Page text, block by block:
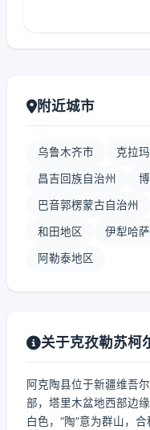
附近城市
乌鲁木齐市 克拉
昌吉回族自治州
巴音郭楞蒙古自治州
和田地区 伊犁哈
阿勒泰地区
关于克孜勒苏柯
阿克陶县位于新疆维吾
部，塔里木盆地西部边
白色，“陶”意为群山，